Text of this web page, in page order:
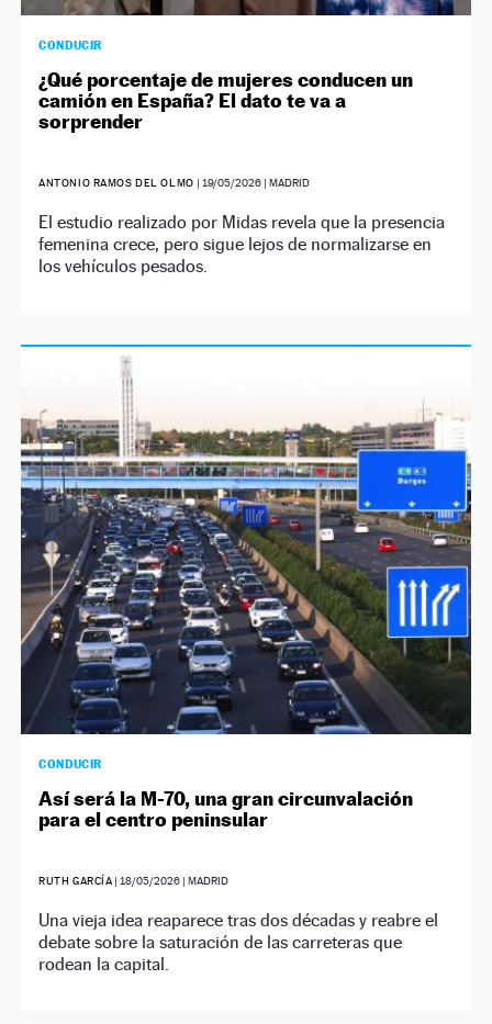
CONDUCIR
¿Qué porcentaje de mujeres conducen un
camión en España? El dato te va a
sorprender
ANTONIO RAMOS DEL OLMO | 19/05/2026| MADRID
El estudio realizado por Midas revela que la presencia
femenina crece, pero sigue lejos de normalizarse en
los vehículos pesados.
CONDUCIR
Así será la M-70, una gran circunvalación
para el centro peninsular
RUTH GARCÍA |18/05/2026 | MADRID
Una vieja idea reaparece tras dos décadas y reabre el
debate sobre la saturación de las carreteras que
rodean la capital.